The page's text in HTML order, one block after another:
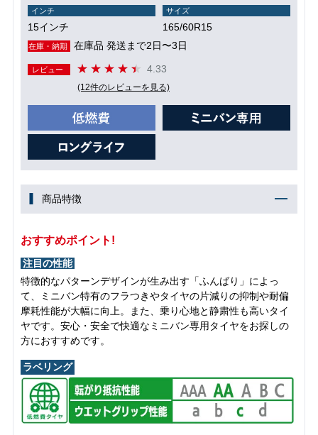
インチ
15インチ
サイズ
165/60R15
在庫・納期 在庫品 発送まで2日〜3日
レビュー 4.33
(12件のレビューを見る)
商品特徴
おすすめポイント!
注目の性能
特徴的なパターンデザインが生み出す「ふんばり」によっ
て、ミニバン特有のフラつきやタイヤの片減りの抑制や耐偏
摩耗性能が大幅に向上。また、乗り心地と静粛性も高いタイ
ヤです。安心・安全で快適なミニバン専用タイヤをお探しの
方におすすめです。
ラベリング